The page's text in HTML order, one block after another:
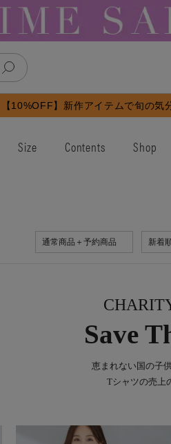
【10%OFF】新作アイテムで旬の気
Size Contents Shop
通常商品＋予約商品 新着
Save
恵まれない国の子
Tシャツの売上